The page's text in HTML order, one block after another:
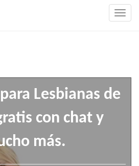
Lesbianas de
con chat y
más.